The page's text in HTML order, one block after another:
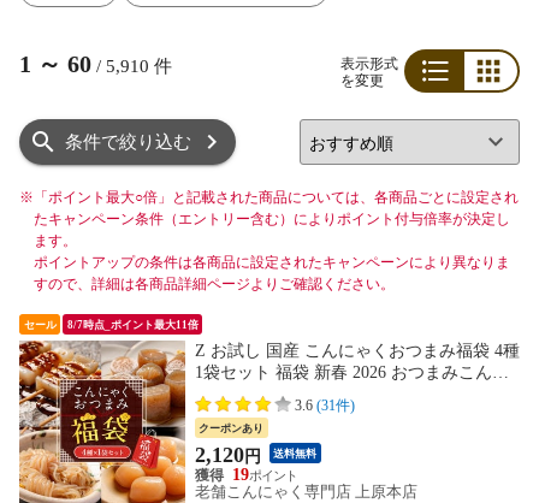
1 ～ 60 / 5,910 件
表示形式
を変更
条件で絞り込む
※ 「ポイント最大○倍」と記載された商品については、各商品ごとに設定され
たキャンペーン条件（エントリー含む）によりポイント付与倍率が決定し
ます。
ポイントアップの条件は各商品に設定されたキャンペーンにより異なりま
すので、詳細は各商品詳細ページよりご確認ください。
セール 8/7時点_ポイント最大11倍
Z お試し 国産 こんにゃくおつまみ福袋 4種
1袋セット 福袋 新春 2026 おつまみこんに
ゃく 玉こんにゃく むすびしらたき みそ田
楽 おつまみセット ダイエット ダイエット
食品 低糖質 送料無料 食品 家庭用 当店の
イチオシ
3.6 (31件)
クーポンあり
2,120円 送料無料
19
老舗こんにゃく専門店 上原本店